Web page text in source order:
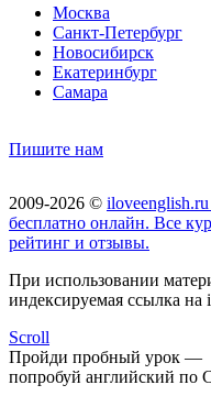
Москва
Санкт-Петербург
Новосибирск
Екатеринбург
Самара
Пишите нам
2009-2026 ©
бесплатно онлайн. Все
рейтинг и отзывы.
При использовании
индексируемая ссылка на
Scroll
Пройди пробный урок —
попробуй английский по